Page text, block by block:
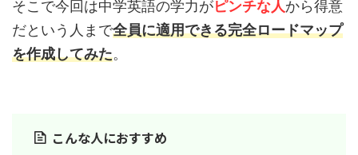
そこで今回は中学英語の学力がピンチな人から得意
だという人まで全員に適用できる完全ロードマップ
を作成してみた。
こんな人におすすめ